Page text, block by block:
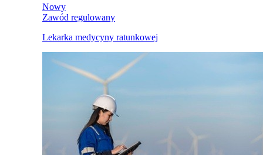
Nowy
Zawód regulowany
Lekarka medycyny ratunkowej